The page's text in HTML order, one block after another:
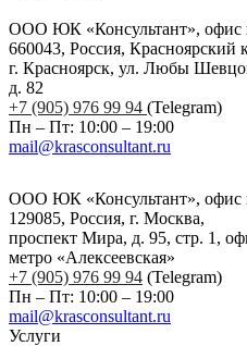
ООО ЮК «Консультант», офис
660043, Россия, Красноярский
г. Красноярск, ул. Любы
д. 82
+7 (905) 976 99 94 (Telegram)
Пн – Пт: 10:00 – 19:00
mail@krasconsultant.ru
ООО ЮК «Консультант», офис
129085, Россия, г. Москва,
проспект Мира, д. 95, стр. 1,
метро «Алексеевская»
+7 (905) 976 99 94 (Telegram)
Пн – Пт: 10:00 – 19:00
mail@krasconsultant.ru
Услуги